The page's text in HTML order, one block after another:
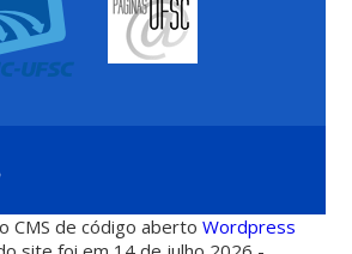
CMS de código abertoWordpress